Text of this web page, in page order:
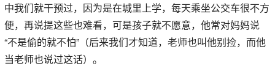
中我们就干预过，因为是在城里上学，每天乘坐公交车很不方
便，再说提这些也难看，可是孩子就不愿意，他常对妈妈说
“不是偷的就不怕”（后来我们才知道，老师也叫他别捡，而他
当老师也说过这话）。